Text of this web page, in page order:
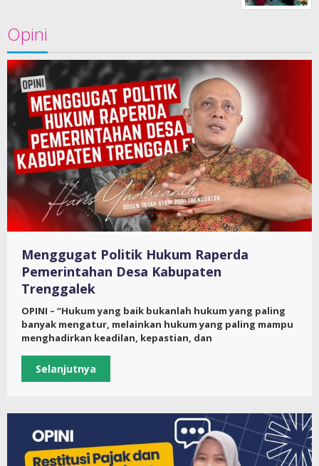
Opini
Menggugat Politik Hukum Raperda
Pemerintahan Desa Kabupaten
Trenggalek
OPINI – “Hukum yang baik bukanlah hukum yang paling
banyak mengatur, melainkan hukum yang paling mampu
menghadirkan keadilan, kepastian, dan
Selanjutnya